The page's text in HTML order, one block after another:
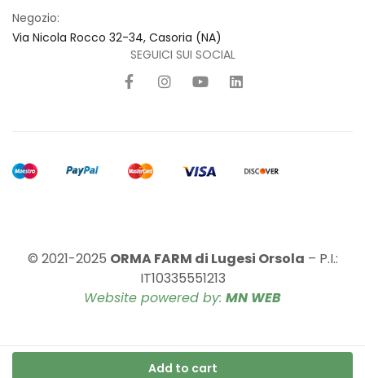
Add to cart
Negozio:
Via Nicola Rocco 32-34, Casoria (NA)
SEGUICI SUI SOCIAL
© 2021-2025 ORMA FARM di Lugesi Orsola – P.I.:
IT10335551213
Website powered by: MN WEB